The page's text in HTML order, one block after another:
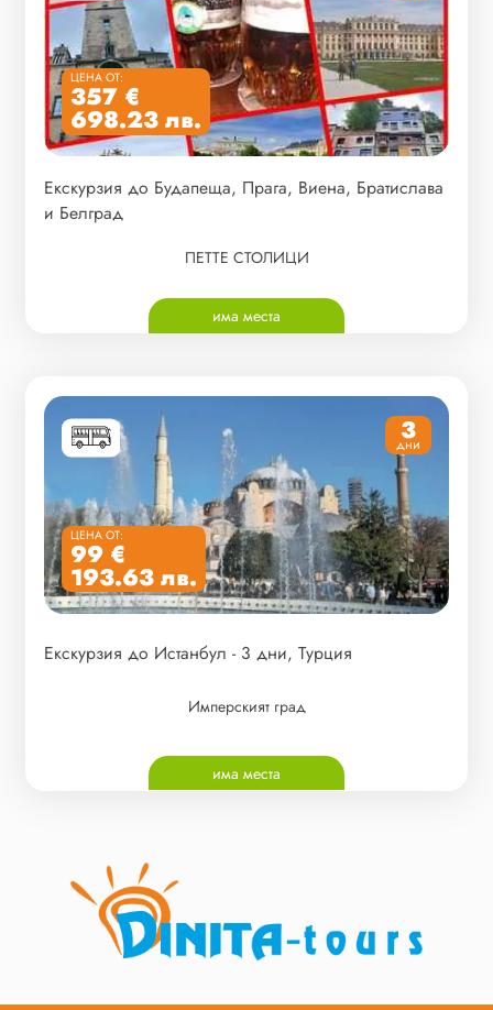
ЦЕНА ОТ:
357 €
698.23 лв.
Екскурзия до Будапеща, Прага, Виена, Братислава
и Белград
ПЕТТЕ СТОЛИЦИ
има места
3
дни
ЦЕНА ОТ:
99 €
193.63 лв.
Екскурзия до Истанбул - 3 дни, Турция
Имперският град
има места